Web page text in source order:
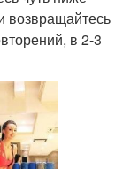
возвращайтесь
в 2-3